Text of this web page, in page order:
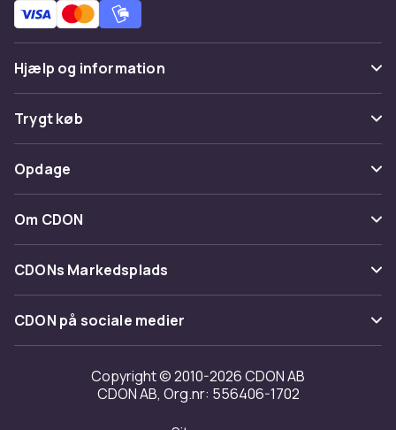
Hjælp og information
Ofte stillede spørgsmål
Spor pakke
Fortryd & returner her
Kontakt os
Trygt køb
Betaling
Levering
Tilbagekaldelser
Opdage
Kategorier
Maerke
Om CDON
Om os
Kundeanmeldelser
Arbejd på CDON
Investor relations
Tilgængelighed
CDONs Markedsplads
Merchant Help Center
CDON på sociale medier
Copyright © 2010-2026 CDON AB
CDON AB, Org.nr: 556406-1702